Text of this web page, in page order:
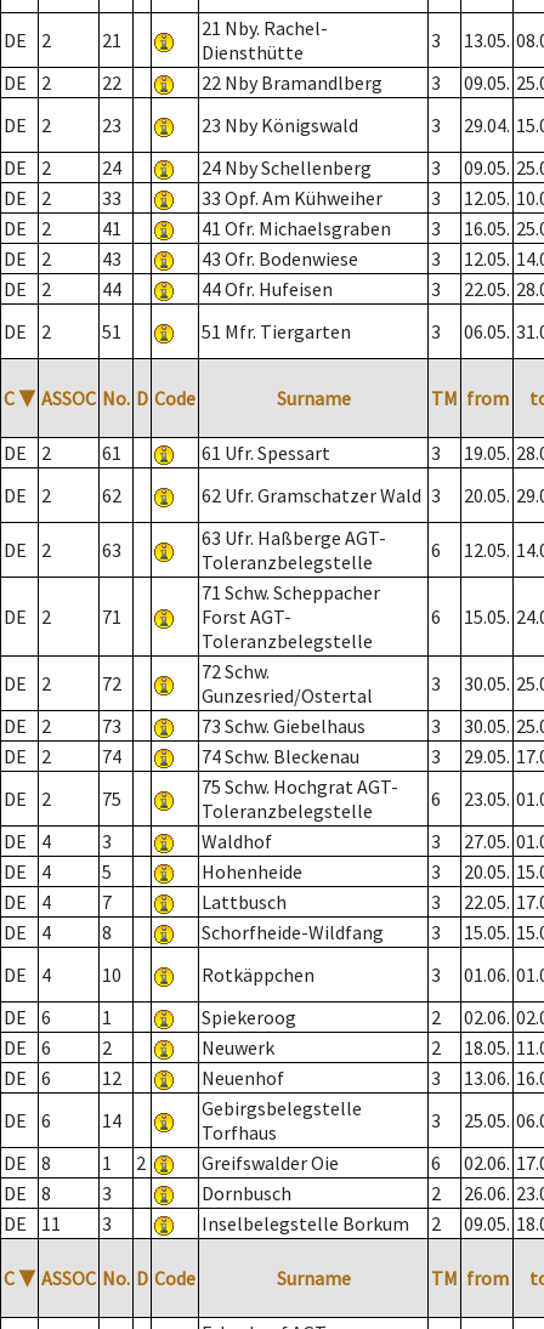
DE 2 21
21 Nby. Rachel-
Diensthütte
3 13.05.
DE
2 22 22 Nby Bramandlberg 3 09.05.
DE
2 23 23 Nby Königswald 3 29.04.
DE
2 24 24 Nby Schellenberg 3 09.05.
DE
2 33 33 Opf. Am Kühweiher 3 12.05.
DE
2 41 41 Ofr. Michaelsgraben 3 16.05.
DE
2 43 43 Ofr. Bodenwiese 3 12.05.
DE
2 44 44 Ofr. Hufeisen 3 22.05.
DE
2 51 51 Mfr. Tiergarten 3 06.05.
C ▼ ASSOC No. D Code Surname TM from
DE 2 61 61 Ufr. Spessart 3 19.05.
DE
2 62 62 Ufr. Gramschatzer Wald 3 20.05.
DE 2 63
63 Ufr. Haßberge AGT-
Toleranzbelegstelle
6 12.05.
DE 2 71
71 Schw. Scheppacher
Forst AGT-
Toleranzbelegstelle
6 15.05.
DE 2 72
72 Schw.
Gunzesried/Ostertal
3 30.05.
DE
2 73 73 Schw. Giebelhaus 3 30.05.
DE
2 74 74 Schw. Bleckenau 3 29.05.
DE
2 75
75 Schw. Hochgrat AGT-
Toleranzbelegstelle
6 23.05.
DE
4 3 Waldhof 3 27.05.
DE
4 5 Hohenheide 3 20.05.
DE
4 7 Lattbusch 3 22.05.
DE
4 8 Schorfheide-Wildfang 3 15.05.
DE
4 10 Rotkäppchen 3 01.06.
DE
6 1 Spiekeroog 2 02.06.
DE
6 2 Neuwerk 2 18.05.
DE
6 12 Neuenhof 3 13.06.
DE
6 14
Gebirgsbelegstelle
Torfhaus
3 25.05.
DE
8 1 2 Greifswalder Oie 6 02.06.
DE
8 3 Dornbusch 2 26.06.
DE
11 3 Inselbelegstelle Borkum 2 09.05.
C ▼ ASSOC No. D Code Surname TM from